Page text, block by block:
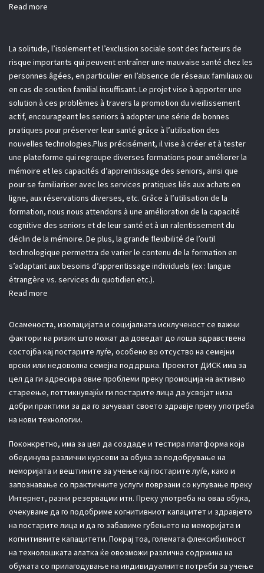
Read more
La solitude, l’isolement et l’exclusion sociale sont des facteurs de
risque importants qui peuvent entraîner une mauvaise santé chez les
personnes âgées, en particulier en l’absence de réseaux familiaux ou
en cas de soutien familial insuffisant. Le projet vise à apporter une
solution à ces problèmes à travers la promotion du vieillissement
actif, encourageant les seniors à adopter une série de bonnes
pratiques pour préserver leur santé grâce à l’utilisation des
nouvelles technologies.Plus précisément, il vise à créer et à tester
une plateforme qui regroupe diverses formations pour améliorer la
mémoire et les capacités d’apprentissage des seniors, ainsi que
pour se familiariser avec les services pratiques liés aux achats en
ligne, aux réservations diverses, etc. Grâce à l’utilisation de la
formation, nous nous attendons à une amélioration de la capacité
cognitive des seniors et de leur santé et à un ralentissement du
déclin de la mémoire. De plus, la grande flexibilité de l’outil
technologique permettra de varier le contenu de la formation en
s’adaptant aux besoins d’apprentissage individuels (ex : langue
étrangère vs. services du quotidien etc.).
Read more
Осаменоста, изолацијата и социјалната исклученост се важни
фактори на ризик што можат да доведат до лоша здравствена
состојба кај постарите луѓе, особено во отсуство на семејни
врски или недоволна семејна поддршка. Проектот ДИСК има за
цел да ги адресира овие проблеми преку промоција на активно
стареење, поттикнувајќи ги постарите лица да усвојат низа
добри практики за да го зачуваат своето здравје преку употреба
на нови технологии.
Поконкретно, има за цел да создаде и тестира платформа која
обединува различни курсеви за обука за подобрување на
меморијата и вештините за учење кај постарите луѓе, како и
запознавање со практичните услуги поврзани со купување преку
Интернет, разни резервации итн. Преку употреба на оваа обука,
очекуваме да го подобриме когнитивниот капацитет и здравјето
на постарите лица и да го забавиме губењето на меморијата и
когнитивните капацитети. Покрај тоа, големата флексибилност
на технолошката алатка ќе овозможи различна содржина на
обуката со прилагодување на индивидуалните потреби за учење